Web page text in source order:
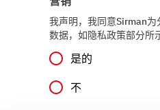
我声明，我同意Sirman
数据，如隐私政策部分所
是的
不